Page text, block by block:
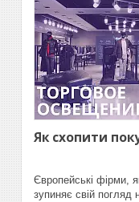
Як схопити
Європейські фірми,
зупиняє свій погляд